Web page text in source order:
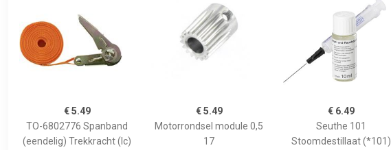
€ 5.49
TO-6802776 Spanband
(eendelig) Trekkracht (lc)
€ 5.49
Motorrondsel module 0,5
17
€ 6.49
Seuthe 101
Stoomdestillaat (*101)